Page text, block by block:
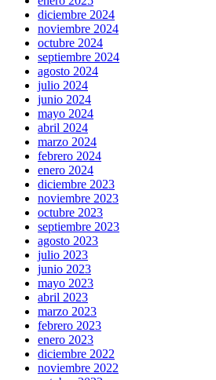
diciembre 2024
noviembre 2024
octubre 2024
septiembre 2024
agosto 2024
julio 2024
junio 2024
mayo 2024
abril 2024
marzo 2024
febrero 2024
enero 2024
diciembre 2023
noviembre 2023
octubre 2023
septiembre 2023
agosto 2023
julio 2023
junio 2023
mayo 2023
abril 2023
marzo 2023
febrero 2023
enero 2023
diciembre 2022
noviembre 2022